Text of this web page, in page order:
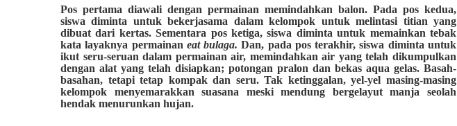
Pos pertama diawali dengan permainan memindahkan balon. Pada pos kedua,
siswa diminta untuk bekerjasama dalam kelompok untuk melintasi titian yang
dibuat dari kertas. Sementara pos ketiga, siswa diminta untuk memainkan tebak
kata layaknya permainan eat bulaga.Dan, pada pos terakhir, siswa diminta untuk
ikut seru-seruan dalam permainan air, memindahkan air yang telah dikumpulkan
dengan alat yang telah disiapkan; potongan pralon dan bekas aqua gelas. Basah-
basahan, tetapi tetap kompak dan seru. Tak ketinggalan, yel-yel masing-masing
kelompok menyemarakkan suasana meski mendung bergelayut manja seolah
hendak menurunkan hujan.